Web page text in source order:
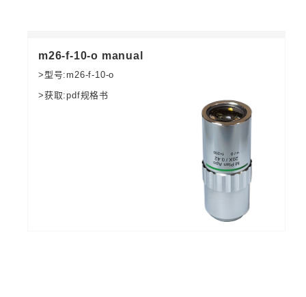
m26-f-10-o manual
>型号:m26-f-10-o
>获取:pdf规格书